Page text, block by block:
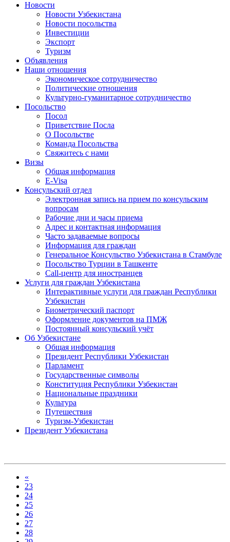
Новости
Новости Узбекистана
Новости посольства
Инвестиции
Экспорт
Туризм
Объявления
Наши отношения
Экономическое сотрудничество
Политические отношения
Культурно-гуманитарное сотрудничество
Посольство
Посол
Приветствие Посла
О Посольстве
Команда Посольства
Свяжитесь с нами
Визы
Общая информация
E-Visa
Консульский отдел
Электронная запись на прием по консульским
вопросам
Рабочие дни и часы приема
Адрес и контактная информация
Часто задаваемые вопросы
Информация для граждан
Генеральное Консульство Узбекистана в Стамбуле
Посольство Турции в Ташкенте
Call-центр для иностранцев
Услуги для граждан Узбекистана
Интерактивные услуги для граждан Республики
Узбекистан
Биометрический паспорт
Оформление документов на ПМЖ
Постоянный консульский учёт
Об Узбекистане
Общая информация
Президент Республики Узбекистан
Парламент
Государственные символы
Конституция Республики Узбекистан
Национальные праздники
Культура
Путешествия
Туризм-Узбекистан
Президент Узбекистана
«
23
24
25
26
27
28